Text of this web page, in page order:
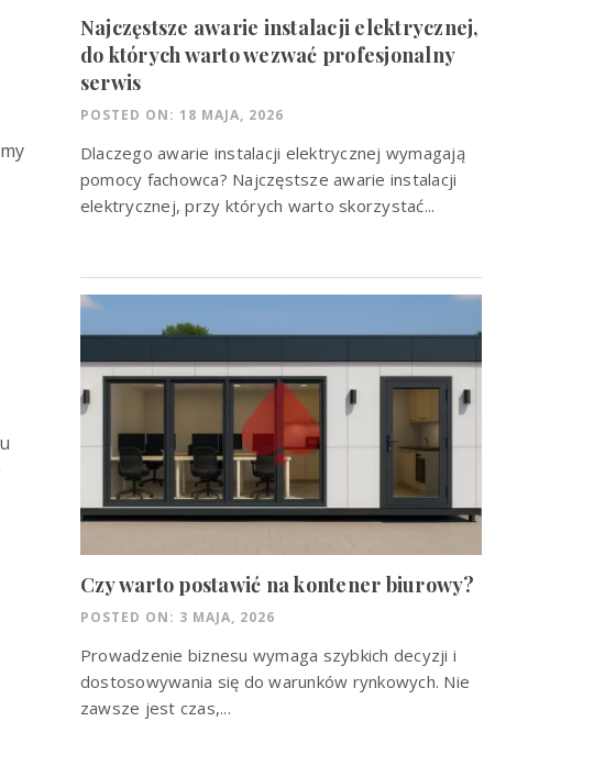
Najczęstsze awarie instalacji elektrycznej,
do których warto wezwać profesjonalny
serwis
POSTED ON: 18 MAJA, 2026
Dlaczego awarie instalacji elektrycznej wymagają
pomocy fachowca? Najczęstsze awarie instalacji
elektrycznej, przy których warto skorzystać...
Czy warto postawić na kontener biurowy?
POSTED ON: 3 MAJA, 2026
Prowadzenie biznesu wymaga szybkich decyzji i
dostosowywania się do warunków rynkowych. Nie
zawsze jest czas,...